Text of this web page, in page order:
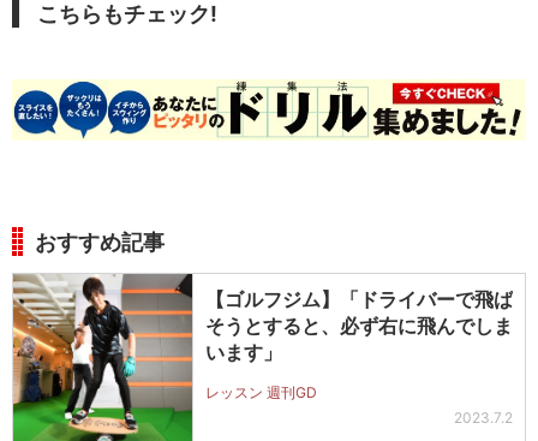
こちらもチェック!
おすすめ記事
【ゴルフジム】「ドライバーで飛ば
そうとすると、必ず右に飛んでしま
います」
レッスン 週刊GD
2023.7.2